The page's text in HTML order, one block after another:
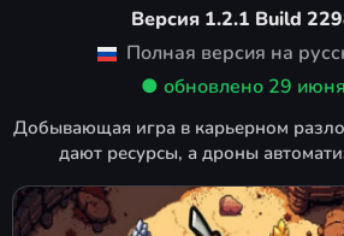
Версия 1.2.1 Build
Полная версия на
● обновлено 29
Добывающая игра в карьерном
дают ресурсы, а дроны